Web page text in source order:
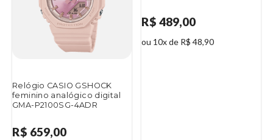
Relógio CASIO GSHOCK
feminino analógico digital
GMA-P2100SG-4ADR
R$ 659,00
R$ 489,00
ou 10x de R$ 48,90